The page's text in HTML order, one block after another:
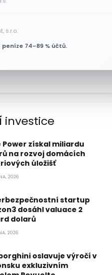
s.r.o.
74–89 % účtů.
posílil o 7,6 % a zvýšil
na trhu DRAM
investice
Power získal miliardu
na rozvoj domácích
úložišť
2026
startup
dosáhl valuace 2
dolarů
2026
oslavuje výročí v
exkluzivním